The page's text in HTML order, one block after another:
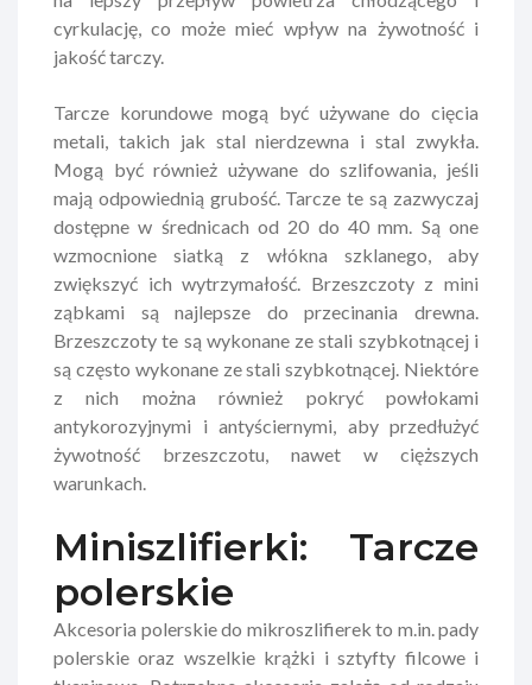
cyrkulację, co może mieć wpływ na żywotność i
jakość tarczy.
Tarcze korundowe mogą być używane do cięcia
metali, takich jak stal nierdzewna i stal zwykła.
Mogą być również używane do szlifowania, jeśli
mają odpowiednią grubość. Tarcze te są zazwyczaj
dostępne w średnicach od 20 do 40 mm. Są one
wzmocnione siatką z włókna szklanego, aby
zwiększyć ich wytrzymałość. Brzeszczoty z mini
ząbkami są najlepsze do przecinania drewna.
Brzeszczoty te są wykonane ze stali szybkotnącej i
są często wykonane ze stali szybkotnącej. Niektóre
z nich można również pokryć powłokami
antykorozyjnymi i antyściernymi, aby przedłużyć
żywotność brzeszczotu, nawet w cięższych
warunkach.
Miniszlifierki: Tarcze
polerskie
Akcesoria polerskie do mikroszlifierek to m.in. pady
polerskie oraz wszelkie krążki i sztyfty filcowe i